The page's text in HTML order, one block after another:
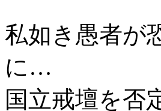
私如き愚者が
に…
国立戒壇を否